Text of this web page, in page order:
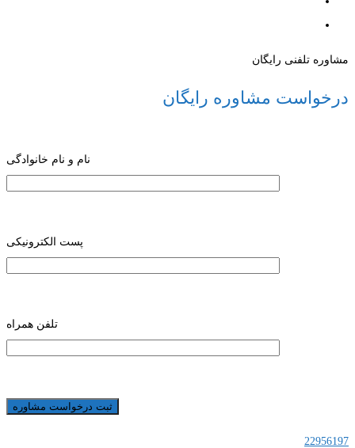
مشاوره تلفنی رایگان
درخواست مشاوره رایگان
نام و نام خانوادگی
پست الکترونیکی
تلفن همراه
22956197